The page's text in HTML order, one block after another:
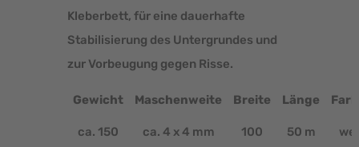
Kleberbett, für eine dauerhafte
Stabilisierung des Untergrundes und
zur Vorbeugung gegen Risse.
Gewicht Maschenweite Breite Länge
ca. 150
ca. 4 x 4 mm
100
50 m